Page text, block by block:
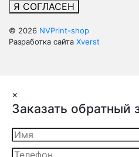
Я СОГЛАСЕН
© 2026 NVPrint-shop
Разработка сайта Xverst
×
Заказать обратный